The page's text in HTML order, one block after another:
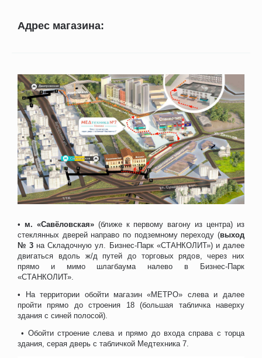
Адрес магазина:
• м. «Савёловская» (ближе к первому вагону из центра) из
стеклянных дверей направо по подземному переходу (выход
№ 3 на Складочную ул. Бизнес-Парк «СТАНКОЛИТ») и далее
двигаться вдоль ж/д путей до торговых рядов, через них
прямо и мимо шлагбаума налево в Бизнес-Парк
«СТАНКОЛИТ».
• На территории обойти магазин «МЕТРО» слева и далее
пройти прямо до строения 18 (большая табличка наверху
здания с синей полосой).
• Обойти строение слева и прямо до входа справа с торца
здания, серая дверь с табличкой Медтехника 7.